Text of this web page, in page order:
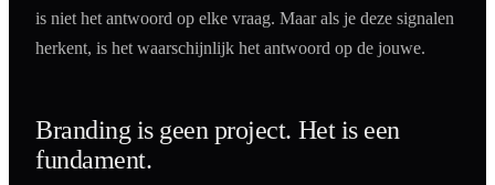
is niet het antwoord op elke vraag. Maar als je deze signalen
herkent, is het waarschijnlijk het antwoord op de jouwe.
Branding is geen project. Het is een
fundament.